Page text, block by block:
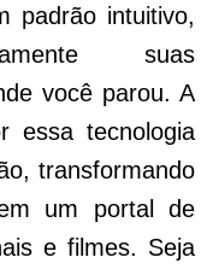
padrão intuitivo,
suas
você parou. A
essa tecnologia
transformando
um portal de
e filmes. Seja